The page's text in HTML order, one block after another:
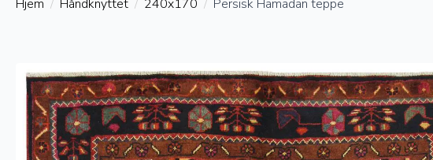
Hjem Håndknyttet 240x170 Persisk Hamadan teppe